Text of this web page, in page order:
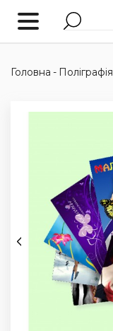
Головна - Поліграфія